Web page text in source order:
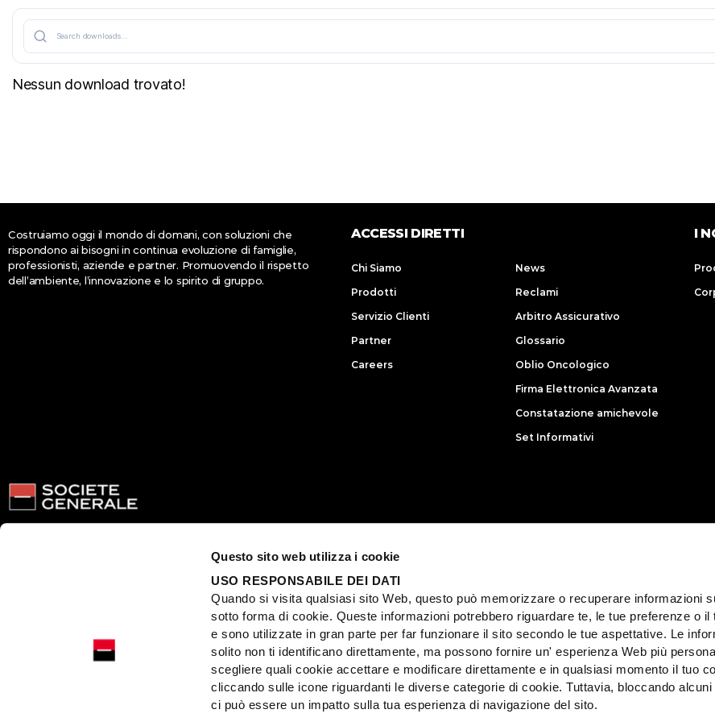
Questo sito web utilizza i cookie
USO RESPONSABILE DEI DATI
Quando si visita qualsiasi sito Web, questo può memorizzare o recuperare informazioni
sotto forma di cookie. Queste informazioni potrebbero riguardare te, le tue preferenze o il
e sono utilizzate in gran parte per far funzionare il sito secondo le tue aspettative. Le
solito non ti identificano direttamente, ma possono fornire un' esperienza Web più
scegliere quali cookie accettare e modificare direttamente e in qualsiasi momento il tuo
cliccando sulle icone riguardanti le diverse categorie di cookie. Tuttavia, bloccando
ci può essere un impatto sulla tua esperienza di navigazione del sito.
Nessun download trovato!
Costruiamo oggi il mondo di domani, con soluzioni che
rispondono ai bisogni in continua evoluzione di famiglie,
professionisti, aziende e partner. Promuovendo il rispetto
dell’ambiente, l’innovazione e lo spirito di gruppo.
ACCESSI DIRETTI
Chi Siamo
Prodotti
Servizio Clienti
Partner
Careers
News
Reclami
Arbitro Assicurativo
Glossario
Oblio Oncologico
Firma Elettronica Avanzata
Constatazione amichevole
Set Informativi
I
Sogessur SA – Rappresentanza Generale per l’Italia con sede in Via Tiziano, 32 – 20145 Milano – Iscritta alla CCIAA di Milano P.I. 07420570967 –
Sogecap SA – Rappresentanza Generale per l’Italia con sede in Via Tiziano, 32 – 20145 Milano – Iscritta alla CCIAA di Milano P.I. 07160010968 –